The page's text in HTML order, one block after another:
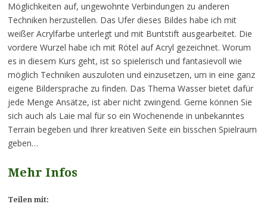
Möglichkeiten auf, ungewohnte Verbindungen zu anderen
Techniken herzustellen. Das Ufer dieses Bildes habe ich mit
weißer Acrylfarbe unterlegt und mit Buntstift ausgearbeitet. Die
vordere Wurzel habe ich mit Rötel auf Acryl gezeichnet. Worum
es in diesem Kurs geht, ist so spielerisch und fantasievoll wie
möglich Techniken auszuloten und einzusetzen, um in eine ganz
eigene Bildersprache zu finden. Das Thema Wasser bietet dafür
jede Menge Ansätze, ist aber nicht zwingend. Gerne können Sie
sich auch als Laie mal für so ein Wochenende in unbekanntes
Terrain begeben und Ihrer kreativen Seite ein bisschen Spielraum
geben…
Mehr Infos
Teilen mit: